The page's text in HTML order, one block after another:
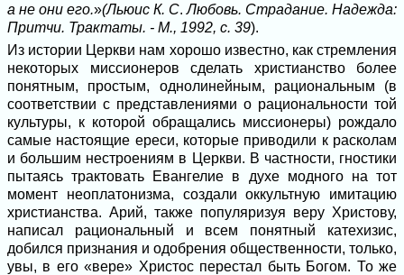
а не они его.»(Льюис К. С.Любовь. Страдание. Надежда:
Притчи. Трактаты. - М., 1992, с. 39).
Из истории Церкви нам хорошо известно, как стремления
некоторых миссионеров сделать христианство более
понятным, простым, однолинейным, рациональным (в
соответствии с представлениями о рациональности той
культуры, к которой обращались миссионеры) рождало
самые настоящие ереси, которые приводили к расколам
и большим нестроениям в Церкви. В частности, гностики
пытаясь трактовать Евангелие в духе модного на тот
момент неоплатонизма, создали оккультную имитацию
христианства. Арий, также популяризуя веру Христову,
написал рациональный и всем понятный катехизис,
добился признания и одобрения общественности, только,
увы, в его «вере» Христос перестал быть Богом. То же